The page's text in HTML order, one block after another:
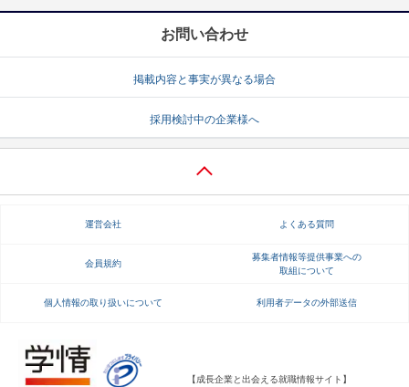
お問い合わせ
掲載内容と事実が異なる場合
採用検討中の企業様へ
運営会社 よくある質問
会員規約
募集者情報等提供事業への
取組について
個人情報の取り扱いについて 利用者データの外部送信
【成長企業と出会える就職情報サイト】